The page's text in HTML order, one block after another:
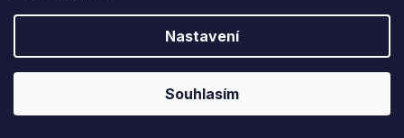
Nastavení
Souhlasím